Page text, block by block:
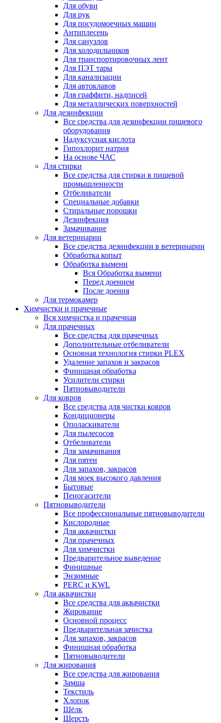
Для обуви
Для рук
Для посудомоечных машин
Антиплесень
Для санузлов
Для холодильников
Для транспортировочных лент
Для ПЭТ тары
Для канализации
Для автоклавов
Для граффити, надписей
Для металлических поверхностей
Для дезинфекции
Все средства для дезинфекции пищевого
оборудования
Надуксусная кислота
Гипохлорит натрия
На основе ЧАС
Для стирки
Все средства для стирки в пищевой
промышленности
Отбеливатели
Специальные добавки
Стиральные порошки
Дезинфекция
Замачивание
Для ветеринарии
Все средства дезинфекции в ветеринарии
Обработка копыт
Обработка вымени
Вся Обработка вымени
Перед доением
После доения
Для термокамер
Химчистки и прачечные
Вся химчистка и прачечная
Для прачечных
Все средства для прачечных
Дополнительные отбеливатели
Основная технология стирки PLEX
Удаление запахов и закрасов
Финишная обработка
Усилители стирки
Пятновыводители
Для ковров
Все средства для чистки ковров
Кондиционеры
Ополаскиватели
Для пылесосов
Отбеливатели
Для замачивания
Для пятен
Для запахов, закрасов
Для моек высокого давления
Бытовые
Пеногасители
Пятновыводители
Все профессиональные пятновыводители
Кислородные
Для аквачистки
Для прачечных
Для химчистки
Предварительное выведение
Финишные
Энзимные
PERC и KWL
Для аквачистки
Все средства для аквачистки
Жирование
Основной процесс
Предварительная зачистка
Для запахов, закрасов
Финишная обработка
Пятновыводители
Для жирования
Все средства для жирования
Замша
Текстиль
Хлопок
Шёлк
Шерсть